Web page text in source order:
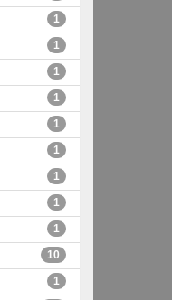
1
1
1
1
1
1
1
1
1
10
1